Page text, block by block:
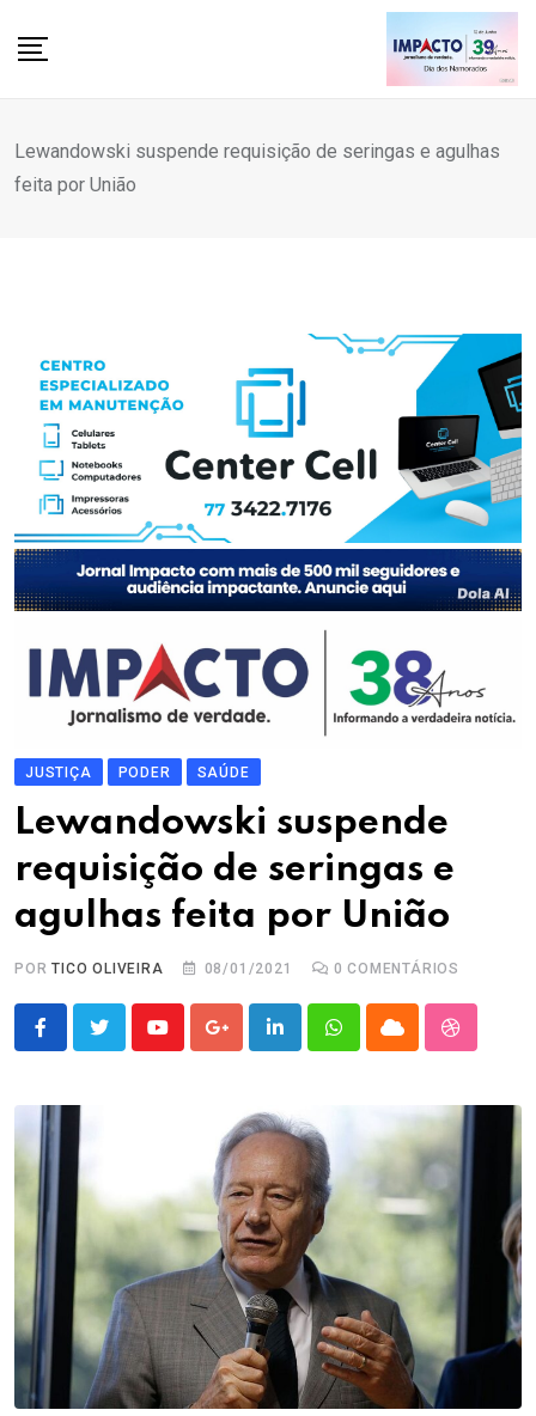
Lewandowski suspende requisição de seringas e agulhas
feita por União
JUSTIÇA PODER SAÚDE
Lewandowski suspende
requisição de seringas e
agulhas feita por União
PORTICO OLIVEIRA 08/01/2021 0 COMENTÁRIOS
YoutubeGoogle+LinkedInWhatsappCloud